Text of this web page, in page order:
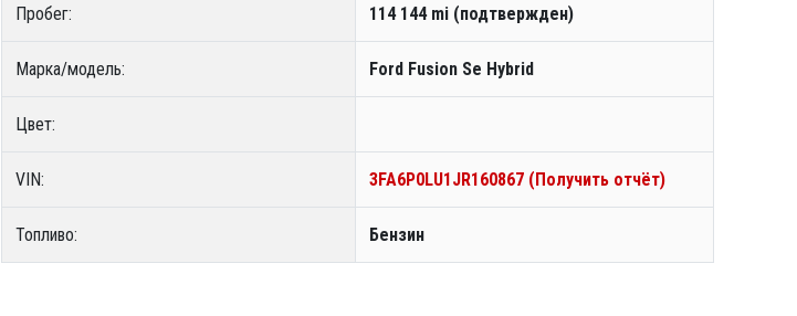
Пробег: 114 144 mi (подтвержден)
Марка/модель: Ford Fusion Se Hybrid
Цвет:
VIN: 3FA6P0LU1JR160867 (Получить отчёт)
Топливо: Бензин